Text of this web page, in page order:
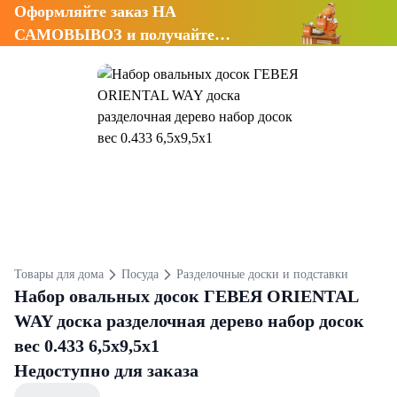
Оформляйте заказ НА
САМОВЫВОЗ и получайте
Товары для дома Посуда Разделочные доски и подставки
Набор овальных досок ГЕВЕЯ ORIENTAL
WAY доска разделочная дерево набор досок
вес 0.433 6,5х9,5х1
Недоступно для заказа